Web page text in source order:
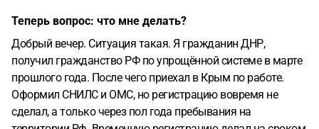
Теперь вопрос: что мне делать?
Добрый вечер. Ситуация такая. Я гражданин ДНР,
получил гражданство РФ по упрощённой системе в марте
прошлого года. После чего приехал в Крым по работе.
Оформил СНИЛС и ОМС, но регистрацию вовремя не
сделал, а только через пол года пребывания на